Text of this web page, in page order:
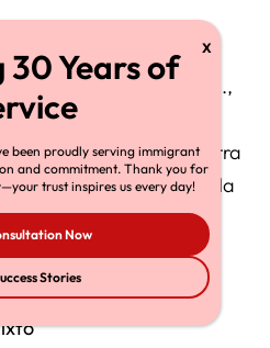
superior en los EE.UU.,
y cualquier
recibido. Esto demuestra
personal y con la
Real
been proudly serving immigrant
and commitment. Thank you for
trust inspires us every day!
Now
Stories